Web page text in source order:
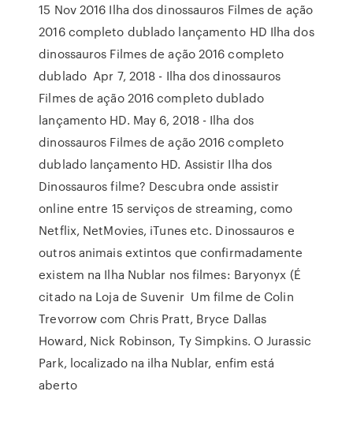
15 Nov 2016 Ilha dos dinossauros Filmes de ação
2016 completo dublado lançamento HD Ilha dos
dinossauros Filmes de ação 2016 completo
dublado Apr 7, 2018 - Ilha dos dinossauros
Filmes de ação 2016 completo dublado
lançamento HD. May 6, 2018 - Ilha dos
dinossauros Filmes de ação 2016 completo
dublado lançamento HD. Assistir Ilha dos
Dinossauros filme? Descubra onde assistir
online entre 15 serviços de streaming, como
Netflix, NetMovies, iTunes etc. Dinossauros e
outros animais extintos que confirmadamente
existem na Ilha Nublar nos filmes: Baryonyx (É
citado na Loja de Suvenir Um filme de Colin
Trevorrow com Chris Pratt, Bryce Dallas
Howard, Nick Robinson, Ty Simpkins. O Jurassic
Park, localizado na ilha Nublar, enfim está
aberto